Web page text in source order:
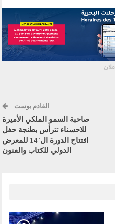
إعلان
القادم بوست
صاحبة السمو الملكي الأميرة
للاحسناء تترأس بطنجة حفل
افتتاح الدورة ال`14 للمعرض
الدولي للكتاب والفنون